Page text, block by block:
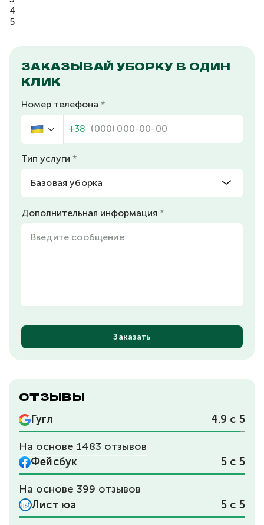
4
5
ЗАКАЗЫВАЙ УБОРКУ В ОДИН
КЛИК
Номер телефона
+38
Тип услуги
Дополнительная информация
ОТЗЫВЫ
Гугл 4.9 с 5
На основе 1483 отзывов
Фейсбук
5 с 5
На основе 399 отзывов
Лист юа
5 с 5